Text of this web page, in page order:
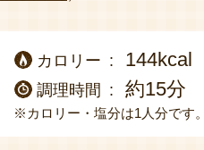
カロリー 144kcal
調理時間 約15分
※カロリー・塩分は1人分です。